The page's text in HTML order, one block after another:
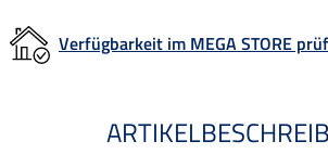
Verfügbarkeit im MEGA STORE